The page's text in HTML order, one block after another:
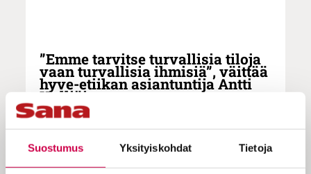
Suostumus Yksityiskohdat Tietoja
”Emme tarvitse turvallisia tiloja
vaan turvallisia ihmisiä”, väittää
hyve-etiikan asiantuntija Antti
Kylliäinen
Arvofilosofi ja eetikko Antti